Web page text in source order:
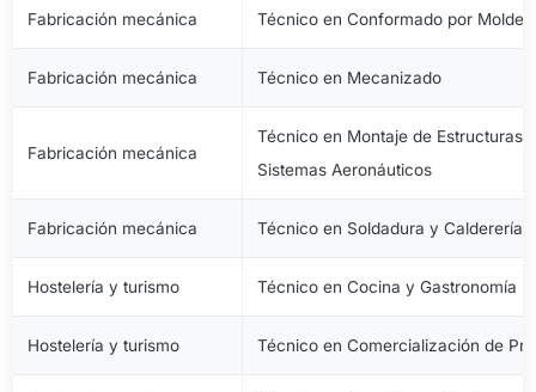
Fabricación mecánica Técnico en Conformado por
Fabricación mecánica Técnico en Mecanizado
Fabricación mecánica
Técnico en Montaje de Estructuras
Sistemas Aeronáuticos
Fabricación mecánica Técnico en Soldadura y Calderería
Hostelería y turismo Técnico en Cocina y Gastronomía
Hostelería y turismo Técnico en Comercialización de